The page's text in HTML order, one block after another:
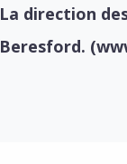
La direction
Beresford.